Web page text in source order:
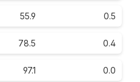
55.9 0.5
78.5 0.4
97.1 0.0